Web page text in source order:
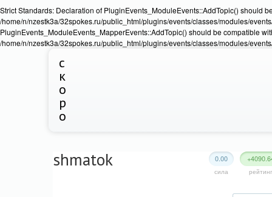
Strict Standards: Declaration of PluginEvents_ModuleEvents::AddTopic() should
/home/n/nzestk3a/32spokes.ru/public_html/plugins/events/classes/modules/
PluginEvents_ModuleEvents_MapperEvents::AddTopic() should be compatible
/home/n/nzestk3a/32spokes.ru/public_html/plugins/events/classes/modules/
с
к
о
р
о
рейтинг
0.00
сила
shmatok